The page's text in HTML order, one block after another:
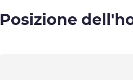
Posizione